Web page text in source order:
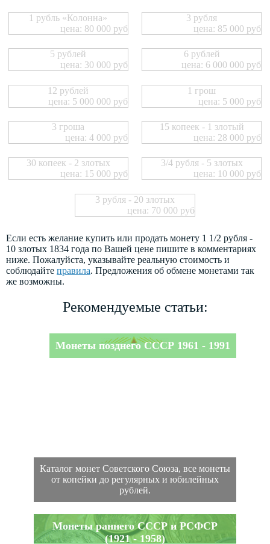
1 рубль «Колонна»
цена: 80 000 руб
3 рубля
цена: 85 000 руб
5 рублей
цена: 30 000 руб
6 рублей
цена: 6 000 000 руб
12 рублей
цена: 5 000 000 руб
1 грош
цена: 5 000 руб
3 гроша
цена: 4 000 руб
15 копеек - 1 злотый
цена: 28 000 руб
30 копеек - 2 злотых
цена: 15 000 руб
3/4 рубля - 5 злотых
цена: 10 000 руб
3 рубля - 20 злотых
цена: 70 000 руб
Если есть желание купить или продать монету 1 1/2 рубля -
10 злотых 1834 года по Вашей цене пишите в комментариях
ниже. Пожалуйста, указывайте реальную стоимость и
соблюдайте правила. Предложения об обмене монетами так
же возможны.
Рекомендуемые статьи:
Монеты позднего СССР 1961 - 1991
Каталог монет Советского Союза, все монеты
от копейки до регулярных и юбилейных
рублей.
Монеты раннего СССР и РСФСР
(1921 - 1958)